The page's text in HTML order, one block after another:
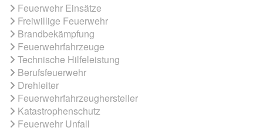
Feuerwehr Einsätze
Freiwillige Feuerwehr
Brandbekämpfung
Feuerwehrfahrzeuge
Technische Hilfeleistung
Berufsfeuerwehr
Drehleiter
Feuerwehrfahrzeughersteller
Katastrophenschutz
Feuerwehr Unfall